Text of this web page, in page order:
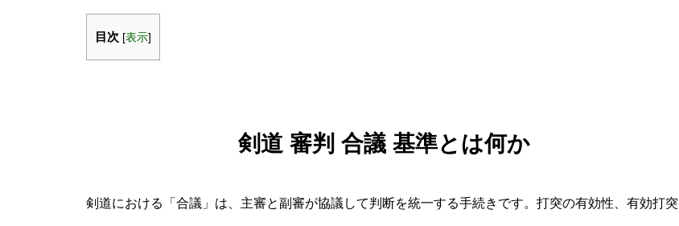
目次 [表示]
剣道 審判 合議 基準とは何か
剣道における「合議」は、主審と副審が協議して判断を統一する手続きです。打突の有効性、有効打突